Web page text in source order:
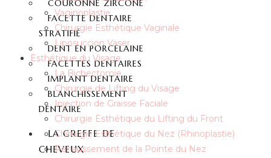
COURONNE ZIRCONE
FACETTE DENTAIRE
STRATIFIÉ
DENT EN PORCELAINE
FACETTES DENTAIRES
IMPLANT DENTAIRE
BLANCHISSEMENT
DENTAIRE
LA GREFFE DE
CHEVEUX
Vaginoplastie
Chirurgie Esthétique Vaginale
Liposuccion Vaser
Esthétique du Visage
La Bichectomie
Chirurgie de Lifting du Visage
Injection de Graisse Faciale
Chirurgie Esthétique du Lifting du Front
Chirurgie Esthétique du Nez (Rhinoplastie)
Rehaussement de la Pointe du Nez